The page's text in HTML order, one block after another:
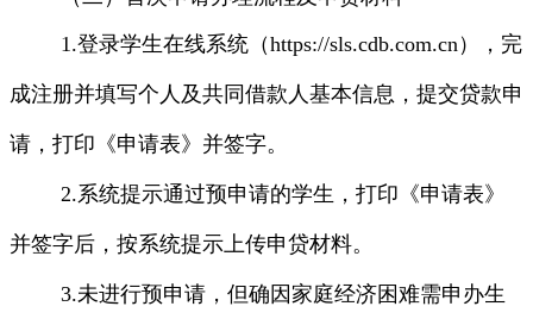
1.登录学生在线系统（https://sls.cdb.com.cn），完
成注册并填写个人及共同借款人基本信息，提交贷款申
请，打印《申请表》并签字。
2.系统提示通过预申请的学生，打印《申请表》
并签字后，按系统提示上传申贷材料。
3.未进行预申请，但确因家庭经济困难需申办生